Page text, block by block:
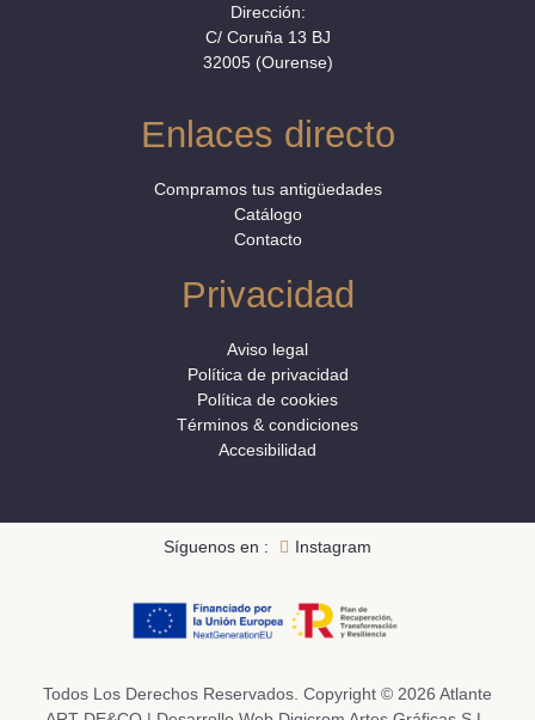
Dirección:
C/ Coruña 13 BJ
32005 (Ourense)
Enlaces directo
Compramos tus antigüedades
Catálogo
Contacto
Privacidad
Aviso legal
Política de privacidad
Política de cookies
Términos & condiciones
Accesibilidad
Todos Los Derechos Reservados. Copyright © 2026 Atlante
Síguenos en : Instagram